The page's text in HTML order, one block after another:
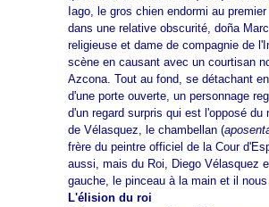
Iago, le gros chien endormi au
dans une relative obscurité, doña
religieuse et dame de compagnie de
scène en causant avec un courtisan
Azcona. Tout au fond, se détachant
d'une porte ouverte, un personnage
d'un regard surpris qui est l'opposé
de Vélasquez, le chambellan (
frère du peintre officiel de la Cour
aussi, mais du Roi, Diego Vélasquez
gauche, le pinceau à la main et il
L'élision du roi